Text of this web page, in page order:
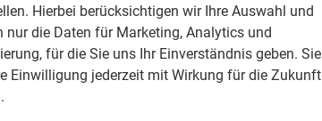
Hierbei berücksichtigen wir Ihre Auswahl und
nur die Daten für Marketing, Analytics und
für die Sie uns Ihr Einverständnis geben. Sie
Einwilligung jederzeit mit Wirkung für die Zukunft